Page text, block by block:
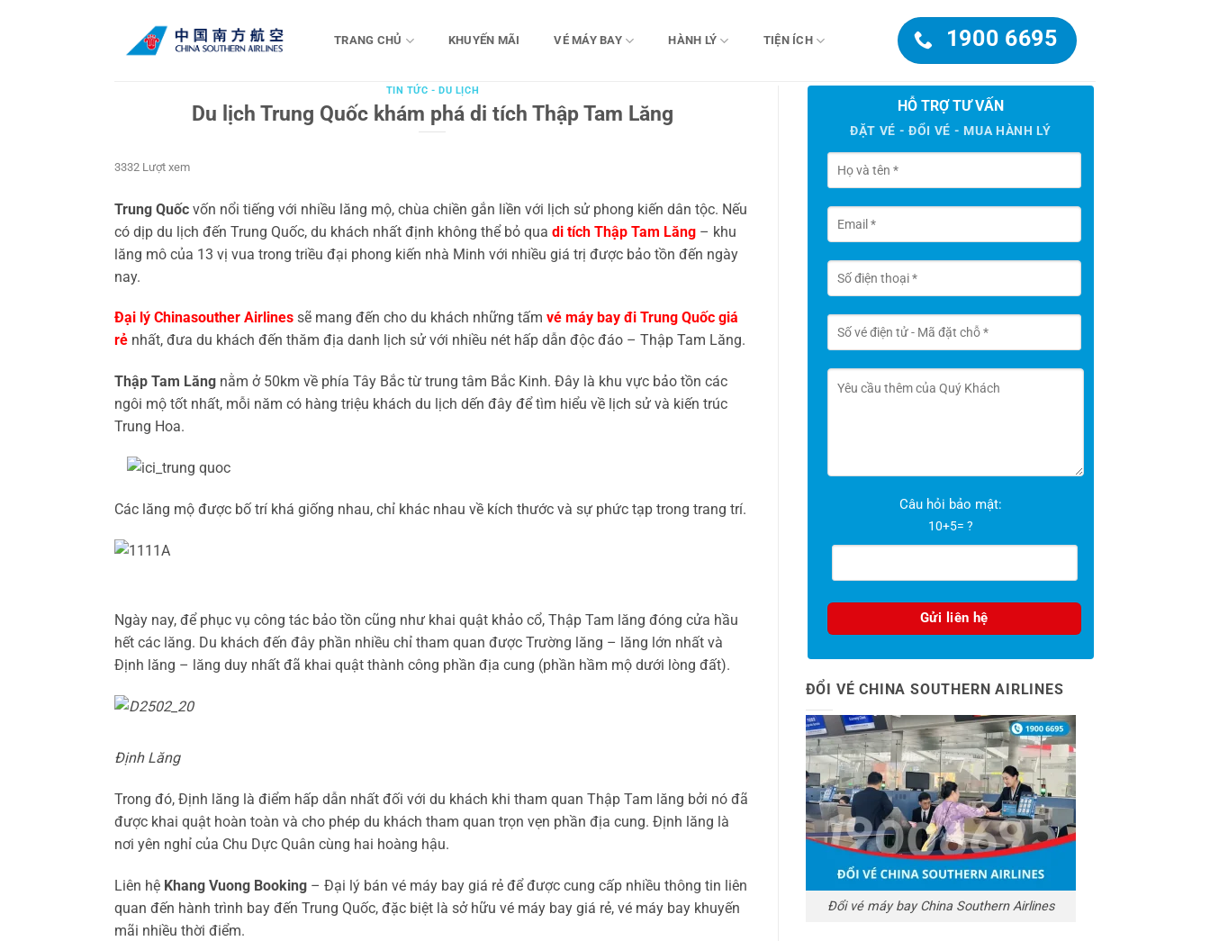
TRANG CHỦ KHUYẾN MÃI VÉ MÁY BAY HÀNH LÝ TIỆN ÍCH 1900 6695
TIN TỨC - DU LỊCH
Du lịch Trung Quốc khám phá di tích Thập Tam Lăng
3332 Lượt xem
Trung Quốc vốn nổi tiếng với nhiều lăng mộ, chùa chiền gắn liền với lịch sử phong kiến dân tộc. Nếu
có dịp du lịch đến Trung Quốc, du khách nhất định không thể bỏ qua di tích Thập Tam Lăng – khu
lăng mô của 13 vị vua trong triều đại phong kiến nhà Minh với nhiều giá trị được bảo tồn đến ngày
nay.
Đại lý Chinasouther Airlines sẽ mang đến cho du khách những tấm vé máy bay đi Trung Quốc giá
rẻ nhất, đưa du khách đến thăm địa danh lịch sử với nhiều nét hấp dẫn độc đáo – Thập Tam Lăng.
Thập Tam Lăng nằm ở 50km về phía Tây Bắc từ trung tâm Bắc Kinh. Đây là khu vực bảo tồn các
ngôi mộ tốt nhất, mỗi năm có hàng triệu khách du lịch dến đây để tìm hiểu về lịch sử và kiến trúc
Trung Hoa.
Các lăng mộ được bố trí khá giống nhau, chỉ khác nhau về kích thước và sự phức tạp trong trang trí.
Ngày nay, để phục vụ công tác bảo tồn cũng như khai quật khảo cổ, Thập Tam lăng đóng cửa hầu
hết các lăng. Du khách đến đây phần nhiều chỉ tham quan được Trường lăng – lăng lớn nhất và
Định lăng – lăng duy nhất đã khai quật thành công phần địa cung (phần hầm mộ dưới lòng đất).
Định Lăng
Trong đó, Định lăng là điểm hấp dẫn nhất đối với du khách khi tham quan Thập Tam lăng bởi nó đã
được khai quật hoàn toàn và cho phép du khách tham quan trọn vẹn phần địa cung. Định lăng là
nơi yên nghỉ của Chu Dực Quân cùng hai hoàng hậu.
Liên hệ Khang Vuong Booking – Đại lý bán vé máy bay giá rẻ để được cung cấp nhiều thông tin liên
quan đến hành trình bay đến Trung Quốc, đặc biệt là sở hữu vé máy bay giá rẻ, vé máy bay khuyến
mãi nhiều thời điểm.
HỖ TRỢ TƯ VẤN
ĐẶT VÉ - ĐỔI VÉ - MUA HÀNH LÝ
Câu hỏi bảo mật:
10+5= ?
ĐỔI VÉ CHINA SOUTHERN AIRLINES
Đổi vé máy bay China Southern Airlines